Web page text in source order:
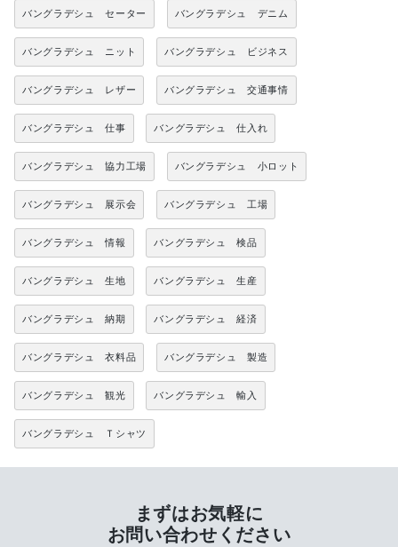
バングラデシュ セーター バングラデシュ デニム
バングラデシュ ニット バングラデシュ ビジネス
バングラデシュ レザー バングラデシュ 交通事情
バングラデシュ 仕事 バングラデシュ 仕入れ
バングラデシュ 協力工場 バングラデシュ 小ロット
バングラデシュ 展示会 バングラデシュ 工場
バングラデシュ 情報 バングラデシュ 検品
バングラデシュ 生地 バングラデシュ 生産
バングラデシュ 納期 バングラデシュ 経済
バングラデシュ 衣料品 バングラデシュ 製造
バングラデシュ 観光 バングラデシュ 輸入
バングラデシュ Ｔシャツ
まずはお気軽に
お問い合わせください